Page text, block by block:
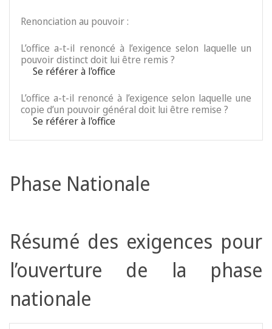
Renonciation au pouvoir :
L’office a-t-il renoncé à l’exigence selon laquelle un
pouvoir distinct doit lui être remis ?
Se référer à l'office
L’office a-t-il renoncé à l’exigence selon laquelle une
copie d’un pouvoir général doit lui être remise ?
Se référer à l'office
Phase Nationale
Résumé des exigences pour
l’ouverture de la phase
nationale